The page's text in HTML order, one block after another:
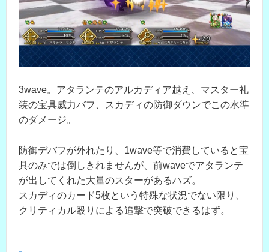
3wave。アタランテのアルカディア越え、マスター礼
装の宝具威力バフ、スカディの防御ダウンでこの水準
のダメージ。
防御デバフが外れたり、1wave等で消費していると宝
具のみでは倒しきれませんが、前waveでアタランテ
が出してくれた大量のスターがあるハズ。
スカディのカード5枚という特殊な状況でない限り、
クリティカル殴りによる追撃で突破できるはず。